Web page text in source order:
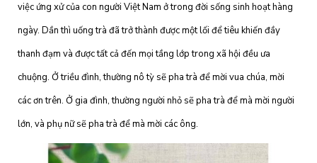
việc ứng xử của con người Việt Nam ở trong đời sống sinh hoạt hàng
ngày. Dần thì uống trà đã trở thành được một lối để tiêu khiến đầy
thanh đạm và được tất cả đến mọi tầng lớp trong xã hội đều ưa
chuộng. Ở triều đình, thường nô tỳ sẽ pha trà để mời vua chúa, mời
các ơn trên. Ở gia đình, thường người nhỏ sẽ pha trà để mà mời người
lớn, và phụ nữ sẽ pha trà để mà mời các ông.